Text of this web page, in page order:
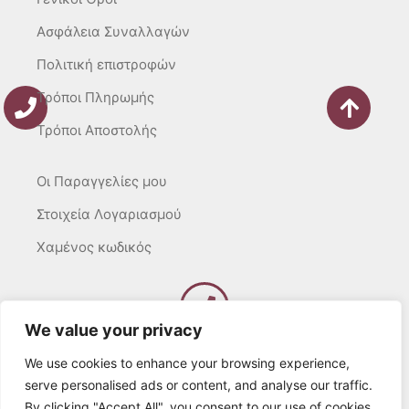
We value your privacy
We use cookies to enhance your browsing experience,
serve personalised ads or content, and analyse our traffic.
Ασφάλεια Συναλλαγών
Πολιτική επιστροφών
Τρόποι Πληρωμής
Τρόποι Αποστολής
Οι Παραγγελίες μου
Στοιχεία Λογαριασμού
Χαμένος κωδικός
Καλέστε μας
Δευτ – Τετ. – Σαβ. : 10:00 – 15:00
Τρίτ. – Πέμπτ. – Παρ. : 10:00 – 21:00